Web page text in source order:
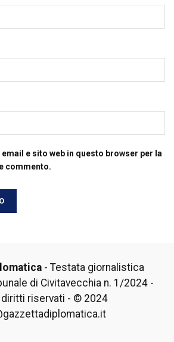
e sito web in questo browser per la
commento.
- Testata giornalistica
di Civitavecchia n. 1/2024 -
riservati - © 2024